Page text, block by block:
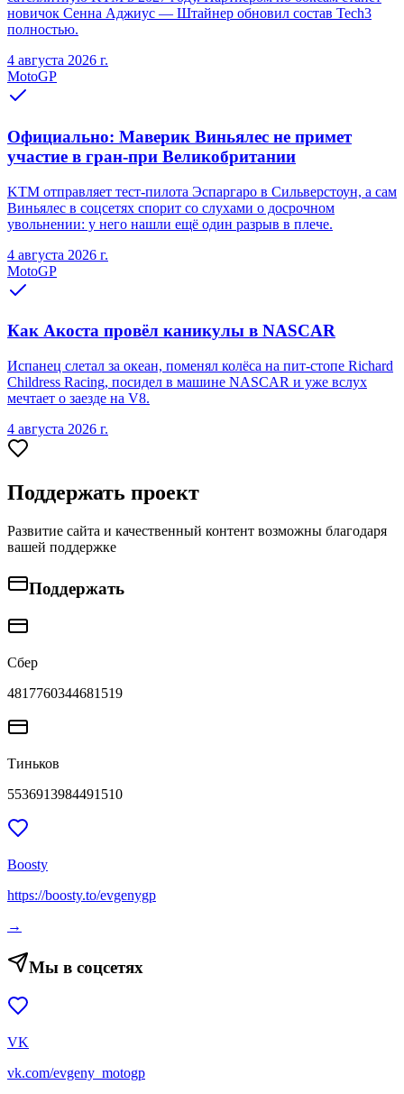
новичок Сенна Аджиус — Штайнер обновил состав Tech3
полностью.
4 августа 2026 г.
MotoGP
Официально: Маверик Виньялес не примет
участие в гран-при Великобритании
KTM отправляет тест-пилота Эспаргаро в Сильверстоун, а сам
Виньялес в соцсетях спорит со слухами о досрочном
увольнении: у него нашли ещё один разрыв в плече.
4 августа 2026 г.
MotoGP
Как Акоста провёл каникулы в NASCAR
Испанец слетал за океан, поменял колёса на пит-стопе Richard
Childress Racing, посидел в машине NASCAR и уже вслух
мечтает о заезде на V8.
4 августа 2026 г.
Поддержать проект
Развитие сайта и качественный контент возможны благодаря
вашей поддержке
Поддержать
Сбер
4817760344681519
Тиньков
5536913984491510
Boosty
https://boosty.to/evgenygp
→
Мы в соцсетях
VK
vk.com/evgeny_motogp